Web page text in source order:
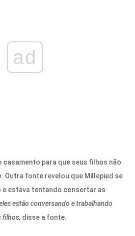
ad
casamento para que seus filhos não
Outra fonte revelou que Millepied se
e estava tentando consertar as
estão conversando e trabalhando
filhos, disse a fonte.